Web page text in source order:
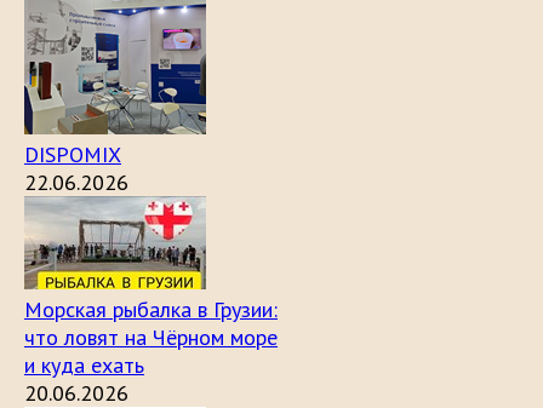
DISPOMIX
22.06.2026
Морская рыбалка в Грузии:
что ловят на Чёрном море
и куда ехать
20.06.2026